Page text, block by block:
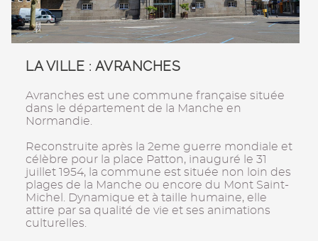
LA VILLE : AVRANCHES
Avranches est une commune française située
dans le département de la Manche en
Normandie.
Reconstruite après la 2eme guerre mondiale et
célèbre pour la place Patton, inauguré le 31
juillet 1954, la commune est située non loin des
plages de la Manche ou encore du Mont Saint-
Michel. Dynamique et à taille humaine, elle
attire par sa qualité de vie et ses animations
culturelles.